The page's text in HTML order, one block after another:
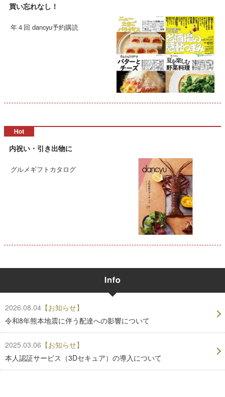
買い忘れなし！
年４回 dancyu予約購読
内祝い・引き出物に
グルメギフトカタログ
2026.08.04 【お知らせ】
令和8年熊本地震に伴う配達への影響について
2025.03.06 【お知らせ】
本人認証サービス（3Dセキュア）の導入について